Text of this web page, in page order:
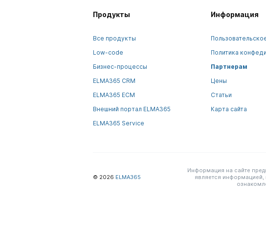
Продукты
Все продукты
Low-code
Бизнес-процессы
ELMA365 CRM
ELMA365 ECM
Внешний портал ELMA365
ELMA365 Service
Информация
Политика
Партнерам
Цены
Статьи
Карта сайта
© 2026 ELMA365
Информация на сайте
является информацией,